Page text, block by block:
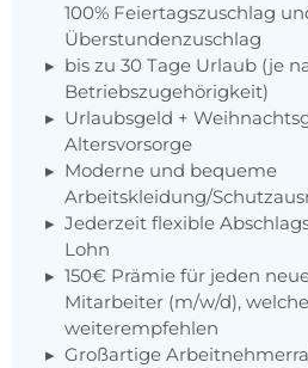
100% Feiertagszuschlag
Überstundenzuschlag
bis zu 30 Tage Urlaub (je
Betriebszugehörigkeit)
Urlaubsgeld +
Altersvorsorge
Moderne und bequeme
Arbeitskleidung/
Jederzeit flexible
Lohn
150€ Prämie für jeden
Mitarbeiter (m/w/d),
weiterempfehlen
Großartige